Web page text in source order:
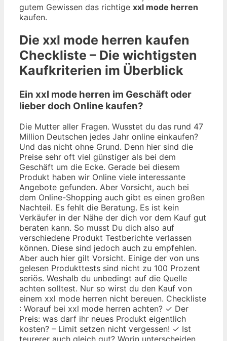
gutem Gewissen das richtige xxl mode herren
kaufen.
Die xxl mode herren kaufen
Checkliste – Die wichtigsten
Kaufkriterien im Überblick
Ein xxl mode herren im Geschäft oder
lieber doch Online kaufen?
Die Mutter aller Fragen. Wusstet du das rund 47
Million Deutschen jedes Jahr online einkaufen?
Und das nicht ohne Grund. Denn hier sind die
Preise sehr oft viel günstiger als bei dem
Geschäft um die Ecke. Gerade bei diesem
Produkt haben wir Online viele interessante
Angebote gefunden. Aber Vorsicht, auch bei
dem Online-Shopping auch gibt es einen großen
Nachteil. Es fehlt die Beratung. Es ist kein
Verkäufer in der Nähe der dich vor dem Kauf gut
beraten kann. So musst Du dich also auf
verschiedene Produkt Testberichte verlassen
können. Diese sind jedoch auch zu empfehlen.
Aber auch hier gilt Vorsicht. Einige der von uns
gelesen Produkttests sind nicht zu 100 Prozent
seriös. Weshalb du unbedingt auf die Quelle
achten solltest. Nur so wirst du den Kauf von
einem xxl mode herren nicht bereuen. Checkliste
: Worauf bei xxl mode herren achten? ✓ Der
Preis: was darf ihr neues Produkt eigentlich
kosten? – Limit setzen nicht vergessen! ✓ Ist
teurerer auch gleich gut? Worin unterscheiden